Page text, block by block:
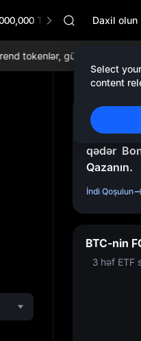
TradFi GalaSKYAI
UNITREE
SPCX rises
GOLD(XAU)
AAOI
UNITREE
SPCX rises
Daxil olun
Select
content
tokenlər, gündəlik
və
qədər
Qazanın.
İndi Qoşulun
BTC-nin
3 həf ETF